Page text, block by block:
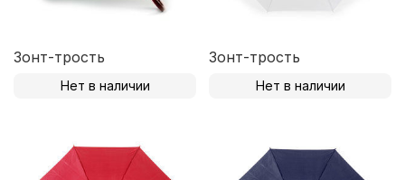
Зонт-трость
Нет в наличии
Зонт-трость
Нет в наличии